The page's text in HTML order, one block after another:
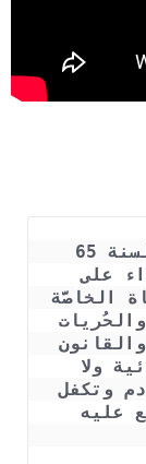
قضائية ( مدنى ) : كُل اعتداء على
المدنية الناشئة ‏عنها بالتقادم وتكفل